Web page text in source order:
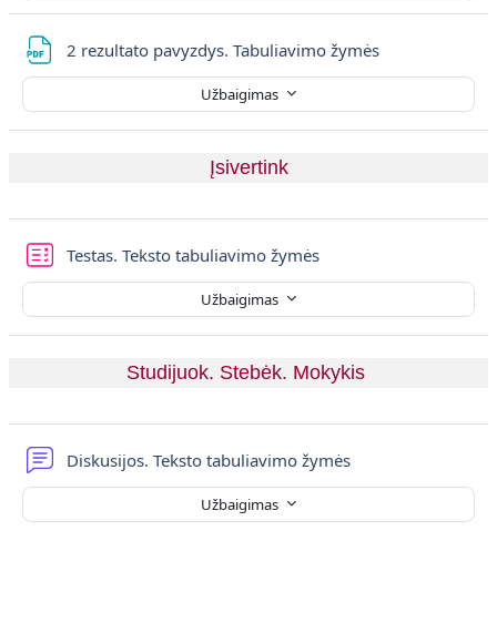
2 rezultato pavyzdys. Tabuliavimo žymės
Užbaigimas
Įsivertink
Testas. Teksto tabuliavimo žymės
Užbaigimas
Studijuok. Stebėk. Mokykis
Diskusijos. Teksto tabuliavimo žymės
Užbaigimas